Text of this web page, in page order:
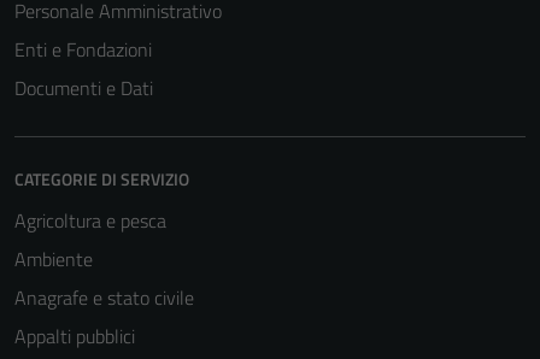
Personale Amministrativo
Enti e Fondazioni
Documenti e Dati
CATEGORIE DI SERVIZIO
Agricoltura e pesca
Ambiente
Anagrafe e stato civile
Appalti pubblici